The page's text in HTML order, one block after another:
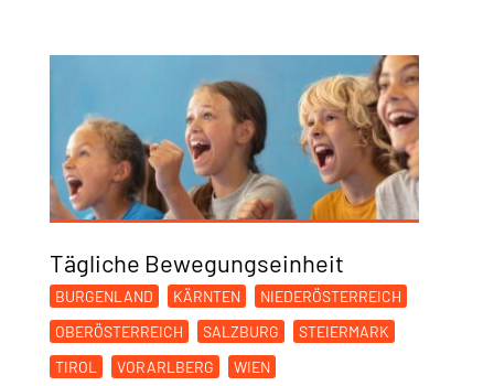
Tägliche Bewegungseinheit
BURGENLAND KÄRNTEN
NIEDERÖSTERREICH
OBERÖSTERREICH
SALZBURG
STEIERMARK
TIROL
VORARLBERG WIEN